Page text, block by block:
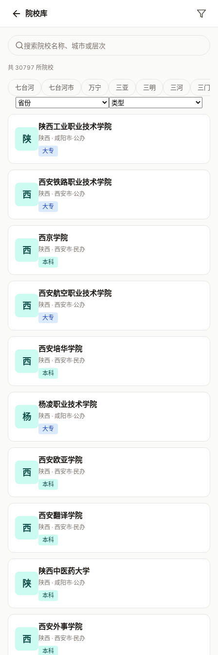
院校库
共 30797 所院校
七台河 七台河市 万宁 三亚 三明 三河 三门峡
陕
陕西工业职业技术学院
陕西 · 咸阳市·公办
大专
西
西安铁路职业技术学院
陕西 · 西安市·公办
大专
西
西京学院
陕西 · 西安市·民办
本科
西
西安航空职业技术学院
陕西 · 西安市·公办
大专
西
西安培华学院
陕西 · 西安市·民办
本科
杨
杨凌职业技术学院
陕西 · 咸阳市·公办
大专
西
西安欧亚学院
陕西 · 西安市·民办
本科
西
西安翻译学院
陕西 · 西安市·民办
本科
陕
陕西中医药大学
陕西 · 咸阳市·公办
本科
西
西安外事学院
陕西 · 西安市·民办
本科